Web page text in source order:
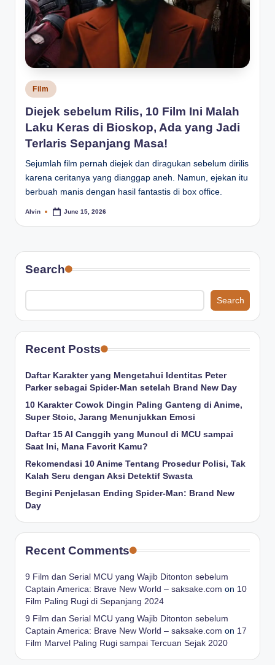
Posted
in
Film
Diejek sebelum Rilis, 10 Film Ini Malah
Laku Keras di Bioskop, Ada yang Jadi
Terlaris Sepanjang Masa!
Sejumlah film pernah diejek dan diragukan sebelum dirilis
karena ceritanya yang dianggap aneh. Namun, ejekan itu
berbuah manis dengan hasil fantastis di box office.
Posted
Alvin June 15, 2026
Search
Search
Recent Posts
Daftar Karakter yang Mengetahui Identitas Peter
Parker sebagai Spider-Man setelah Brand New Day
10 Karakter Cowok Dingin Paling Ganteng di Anime,
Super Stoic, Jarang Menunjukkan Emosi
Daftar 15 AI Canggih yang Muncul di MCU sampai
Saat Ini, Mana Favorit Kamu?
Rekomendasi 10 Anime Tentang Prosedur Polisi, Tak
Kalah Seru dengan Aksi Detektif Swasta
Begini Penjelasan Ending Spider-Man: Brand New
Day
Recent Comments
9 Film dan Serial MCU yang Wajib Ditonton sebelum
Captain America: Brave New World – saksake.com on 10
Film Paling Rugi di Sepanjang 2024
9 Film dan Serial MCU yang Wajib Ditonton sebelum
Captain America: Brave New World – saksake.com on 17
Film Marvel Paling Rugi sampai Tercuan Sejak 2020